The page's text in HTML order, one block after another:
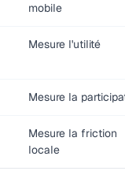
mobile
Mesure l'utilité
Mesure la
Mesure la friction
locale